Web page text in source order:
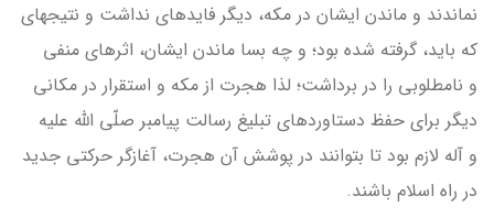
نماندند و ماندن ایشان در مکه، دیگر فایده­ای نداشت و نتیجه­ای
که باید، گرفته شده بود؛ و چه بسا ماندن ایشان، اثرهای منفی
و نامطلوبی را در برداشت؛ لذا هجرت از مکه و استقرار در مکانی
دیگر برای حفظ دستاوردهای تبلیغ رسالت پیامبر صلّی الله علیه
و آله لازم بود تا بتوانند در پوشش آن هجرت، آغازگر حرکتی جدید
در راه اسلام باشند.